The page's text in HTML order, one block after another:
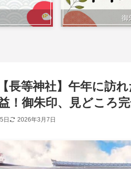
御
長等神社】午年に訪
！御朱印、見どころ
日 2026年3月7日